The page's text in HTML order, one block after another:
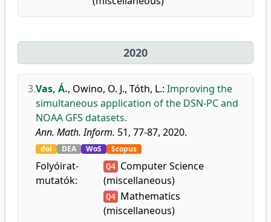
2020
3.Vas, Á., Owino, O. J., Tóth, L.: Improving the
simultaneous application of the DSN-PC and
NOAA GFS datasets.
Ann. Math. Inform. 51, 77-87, 2020.
doi DEA WoS Scopus
Folyóirat-
mutatók:
Q4 Computer Science
(miscellaneous)
Q4 Mathematics
(miscellaneous)